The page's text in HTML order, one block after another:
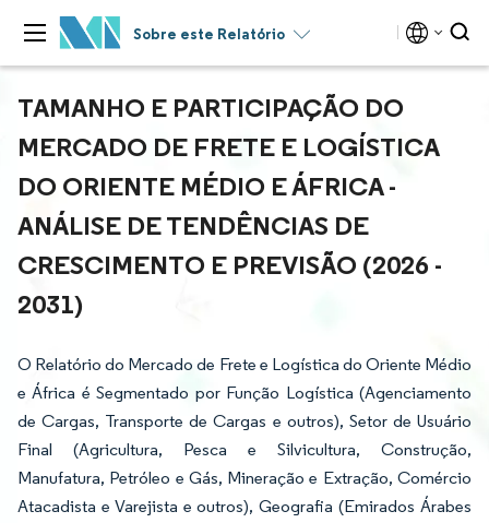
Sobre este Relatório
TAMANHO E PARTICIPAÇÃO DO
MERCADO DE FRETE E LOGÍSTICA
DO ORIENTE MÉDIO E ÁFRICA -
ANÁLISE DE TENDÊNCIAS DE
CRESCIMENTO E PREVISÃO (2026 -
2031)
O Relatório do Mercado de Frete e Logística do Oriente Médio
e África é Segmentado por Função Logística (Agenciamento
de Cargas, Transporte de Cargas e outros), Setor de Usuário
Final (Agricultura, Pesca e Silvicultura, Construção,
Manufatura, Petróleo e Gás, Mineração e Extração, Comércio
Atacadista e Varejista e outros), Geografia (Emirados Árabes